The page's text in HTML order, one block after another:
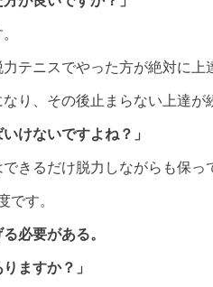
テニスでやった方が絶対に上
り、その後止まらない上達が
けないですよね？」
きるだけ脱力しながらも保っ
です。
必要がある。
ますか？」